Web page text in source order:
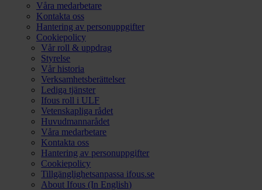
Våra medarbetare
Kontakta oss
Hantering av personuppgifter
Cookiepolicy
Vår roll & uppdrag
Styrelse
Vår historia
Verksamhetsberättelser
Lediga tjänster
Ifous roll i ULF
Vetenskapliga rådet
Huvudmannarådet
Våra medarbetare
Kontakta oss
Hantering av personuppgifter
Cookiepolicy
Tillgänglighetsanpassa ifous.se
About Ifous (In English)